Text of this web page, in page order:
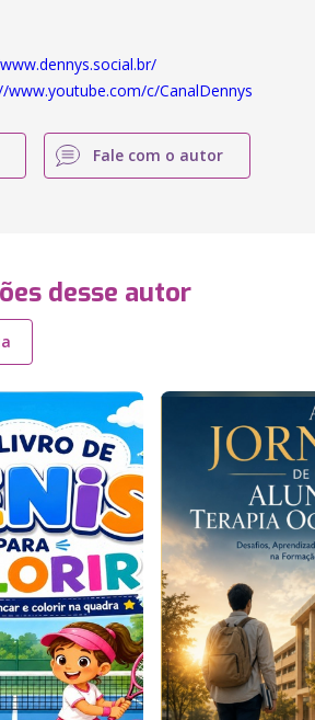
www.youtube.com/c/CanalDennys
Fale com o autor
desse autor